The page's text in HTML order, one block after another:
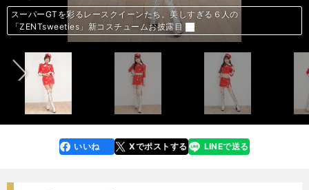
スーパーGTを彩るレースクイーンたち。美しすぎる６人の
「ZENTsweeties」新コスチュームお披露目
スーパーGTを彩るレースクイーンたち。美しすぎる６人の
「ZENTsweeties」新コスチュームお披露目
スーパーGTを彩るレースクイーンたち。美しすぎる６人の
「ZENTsweeties」新コスチュームお披露目
スーパーGTを彩るレースクイーンたち。美しすぎる６人の
「ZENTsweeties」新コスチュームお披露目
スーパーGTを彩るレースクイーンたち。美しすぎる６人の
「ZENTsweeties」新コスチュームお披露目
スーパーGTを彩るレースクイーンたち。美しすぎる６人の
「ZENTsweeties」新コスチュームお披露目
前へ
faceboo
k
いいね Xでポストする
line LINEで送る